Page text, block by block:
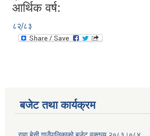
आर्थिक वर्ष:
८२्/८३
बजेट तथा कार्यक्रम